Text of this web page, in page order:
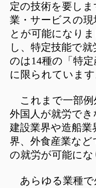
定の技術を要し
業・サービスの現
とが可能になり
し、特定技能で
のは14種の「特定
に限られています
これまで一部例
外国人が就労でき
建設業界や造船業
界、外食産業など
の就労が可能にな
あらゆる業種で